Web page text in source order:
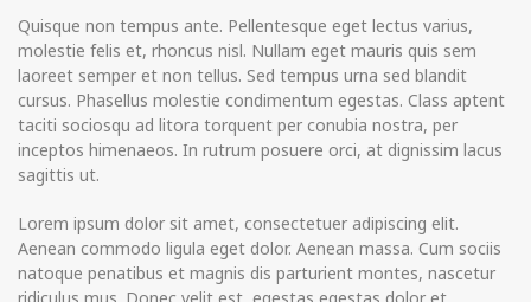
Quisque non tempus ante. Pellentesque eget lectus varius,
molestie felis et, rhoncus nisl. Nullam eget mauris quis sem
laoreet semper et non tellus. Sed tempus urna sed blandit
cursus. Phasellus molestie condimentum egestas. Class aptent
taciti sociosqu ad litora torquent per conubia nostra, per
inceptos himenaeos. In rutrum posuere orci, at dignissim lacus
sagittis ut.
Lorem ipsum dolor sit amet, consectetuer adipiscing elit.
Aenean commodo ligula eget dolor. Aenean massa. Cum sociis
natoque penatibus et magnis dis parturient montes, nascetur